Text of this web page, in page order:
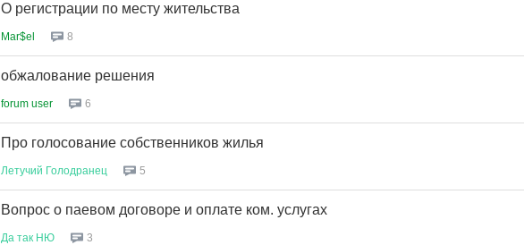
О регистрации по месту жительства
Mar$el 8
обжалование решения
forum user 6
Про голосование собственников жилья
Летучий Голодранец 5
Вопрос о паевом договоре и оплате ком. услугах
Да так НЮ 3